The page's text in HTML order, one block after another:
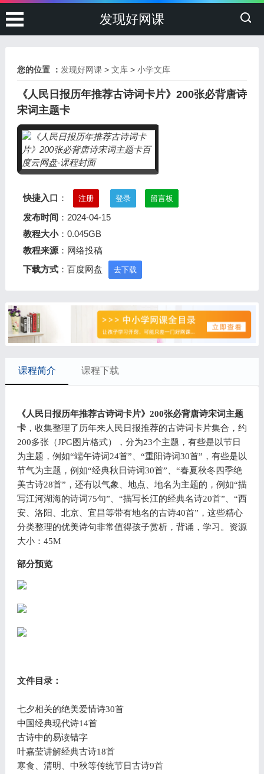
发现好网课
您的位置 ： 发现好网课> 文库> 小学文库
《人民日报历年推荐古诗词卡片》200张必背唐诗
宋词主题卡
快捷入口 ： 注册 登录 留言板
发布时间 ：2024-04-15
教程大小：0.045GB
教程来源：网络投稿
下载方式：百度网盘 去下载
课程简介 课程下载
《人民日报历年推荐古诗词卡片》200张必背唐诗宋词主题
卡，收集整理了历年来人民日报推荐的古诗词卡片集合，约
200多张（JPG图片格式），分为23个主题，有些是以节日
为主题，例如“端午诗词24首”、“重阳诗词30首”，有些是以
节气为主题，例如“经典秋日诗词30首”、“春夏秋冬四季绝
美古诗28首”，还有以气象、地点、地名为主题的，例如“描
写江河湖海的诗词75句”、“描写长江的经典名诗20首”、“西
安、洛阳、北京、宜昌等带有地名的古诗40首”，这些精心
分类整理的优美诗句非常值得孩子赏析，背诵，学习。资源
大小：45M
部分预览
文件目录：
七夕相关的绝美爱情诗30首
中国经典现代诗14首
古诗中的易读错字
叶嘉莹讲解经典古诗18首
寒食、清明、中秋等传统节日古诗9首